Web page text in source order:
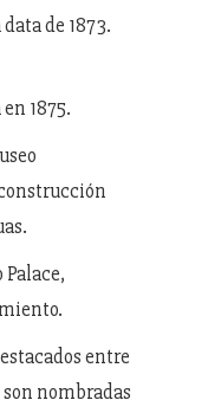
de 1873.
1875.
entre
nombradas